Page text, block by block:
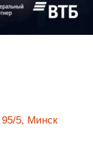
5, Минск